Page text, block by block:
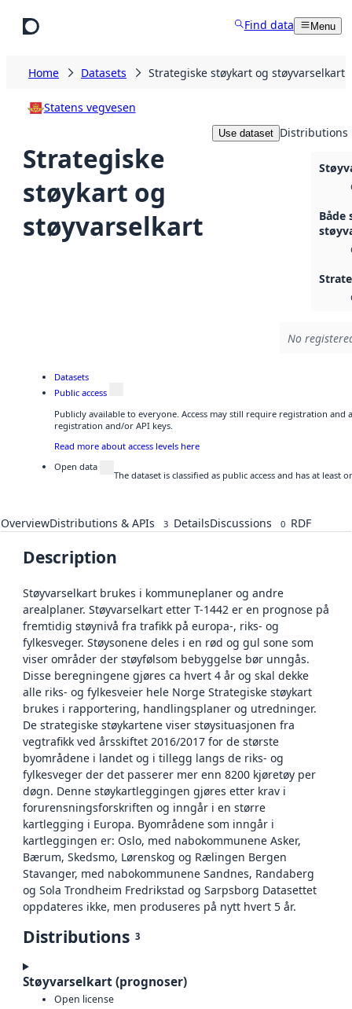
Find data Menu
Home Datasets Strategiske støykart og støyvarselkart
Statens vegvesen
Strategiske
støykart og
støyvarselkart
Use dataset Distributions
No
Datasets
Public access
Publicly available to everyone. Access may still require registration and
registration and/or API keys.
Read more about access levels here
Open data
The dataset is classified as public access and has at
OverviewDistributions & APIs 3 DetailsDiscussions 0 RDF
Description
Støyvarselkart brukes i kommuneplaner og andre
arealplaner. Støyvarselkart etter T-1442 er en prognose på
fremtidig støynivå fra trafikk på europa-, riks- og
fylkesveger. Støysonene deles i en rød og gul sone som
viser områder der støyfølsom bebyggelse bør unngås.
Disse beregningene gjøres ca hvert 4 år og skal dekke
alle riks- og fylkesveier hele Norge Strategiske støykart
brukes i rapportering, handlingsplaner og utredninger.
De strategiske støykartene viser støysituasjonen fra
vegtrafikk ved årsskiftet 2016/2017 for de største
byområdene i landet og i tillegg langs de riks- og
fylkesveger der det passerer mer enn 8200 kjøretøy per
døgn. Denne støykartleggingen gjøres etter krav i
forurensningsforskriften og inngår i en større
kartlegging i Europa. Byområdene som inngår i
kartleggingen er: Oslo, med nabokommunene Asker,
Bærum, Skedsmo, Lørenskog og Rælingen Bergen
Stavanger, med nabokommunene Sandnes, Randaberg
og Sola Trondheim Fredrikstad og Sarpsborg Datasettet
oppdateres ikke, men produseres på nytt hvert 5 år.
Distributions 3
Støyvarselkart (prognoser)
Open license